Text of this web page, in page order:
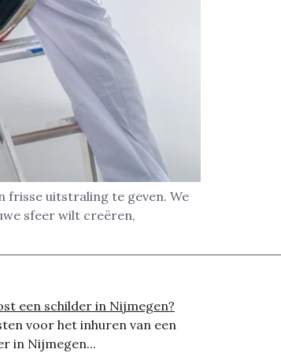
frisse uitstraling te geven. We
sfeer wilt creëren,
een schilder in Nijmegen?
voor het inhuren van een
in Nijmegen...